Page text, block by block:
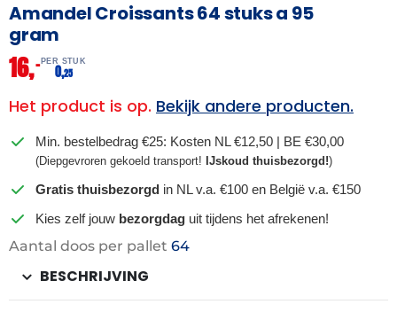
Amandel Croissants 64 stuks a 95
gram
16,– PER STUK
0,25
Het product is op. Bekijk andere producten.
Min. bestelbedrag €25: Kosten NL €12,50 | BE €30,00
(Diepgevroren gekoeld transport! IJskoud thuisbezorgd!)
Gratis thuisbezorgd in NL v.a. €100 en België v.a. €150
Kies zelf jouw bezorgdag uit tijdens het afrekenen!
Aantal doos per pallet 64
BESCHRIJVING